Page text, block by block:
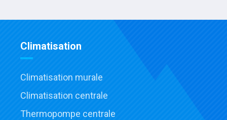
Climatisation
Climatisation murale
Climatisation centrale
Thermopompe centrale